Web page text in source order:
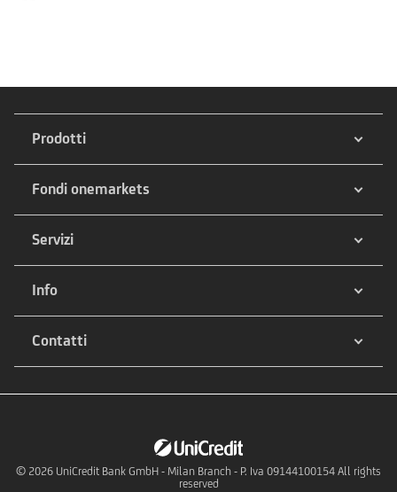
Prodotti
Fondi onemarkets
Servizi
Info
Contatti
© 2026 UniCredit Bank GmbH - Milan Branch - P. Iva 09144100154 All rights
reserved